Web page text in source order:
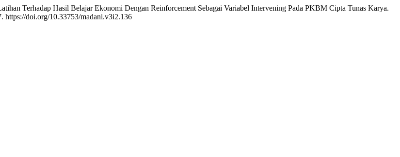
Terhadap Hasil Belajar Ekonomi Dengan Reinforcement Sebagai Variabel Intervening Pada PKBM Cipta Tunas Karya.
https://doi.org/10.33753/madani.v3i2.136